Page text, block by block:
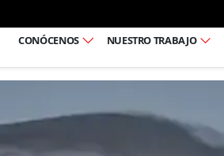
CONÓCENOS
NUESTRO TRABAJO